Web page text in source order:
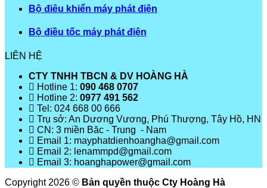
Bộ điêu khiển máy phát điện
Bộ điều tốc máy phát điện
LIÊN HỆ
CTY TNHH TBCN & DV HOÀNG HÀ
Hotline 1: 090 468 0707
Hotline 2: 0977 491 562
Tel: 024 668 00 666
Trụ sở: An Dương Vương, Phú Thượng, Tây Hồ, HN
CN: 3 miền Băc - Trung - Nam
Email 1: mayphatdienhoangha@gmail.com
Email 2: lenammpd@gmail.com
Email 3: hoanghapower@gmail.com
Copyright 2026 © Bản quyền thuộc Cty Hoàng Hà